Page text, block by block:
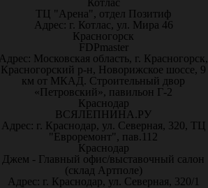
Котлас
ТЦ "Арена", отдел Позитиф
Адрес: г. Котлас, ул. Мира 46
Красногорск
FDPmaster
Московская область, г. Красногорск,
Красногорский р-н, Новорижское шоссе, 9
км от МКАД. Строительный двор
«Петровский», павильон Г-2
Краснодар
ВСЯЛЕПНИНА.РУ
Адрес: г. Краснодар, ул. Северная, 320, ТЦ
"Евроремонт", пав.112
Краснодар
Джем - Главный офис/выставочный салон
(склад Артполе)
Адрес: г. Краснодар, ул. Северная, 320/1